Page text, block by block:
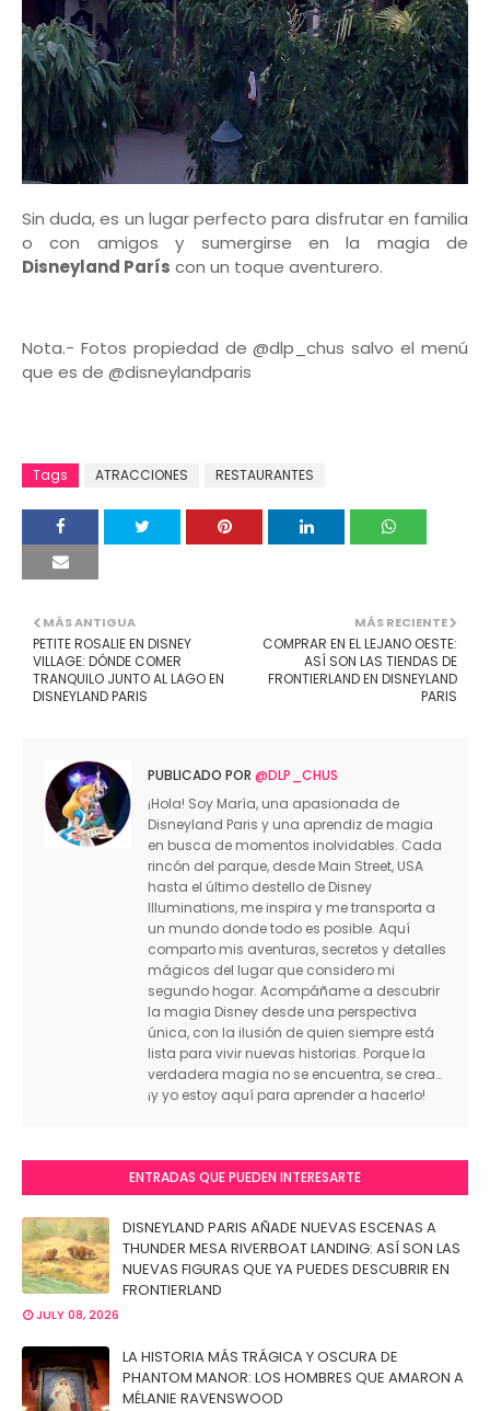
Sin duda, es un lugar perfecto para disfrutar en familia
o con amigos y sumergirse en la magia de
Disneyland París con un toque aventurero.
Nota.- Fotos propiedad de @dlp_chus salvo el menú
que es de @disneylandparis
Tags ATRACCIONES RESTAURANTES
MÁS RECIENTE
COMPRAR EN EL LEJANO OESTE:
ASÍ SON LAS TIENDAS DE
FRONTIERLAND EN DISNEYLAND
PARIS
MÁS ANTIGUA
PETITE ROSALIE EN DISNEY
VILLAGE: DÓNDE COMER
TRANQUILO JUNTO AL LAGO EN
DISNEYLAND PARIS
PUBLICADO POR @DLP_CHUS
¡Hola! Soy María, una apasionada de
Disneyland Paris y una aprendiz de magia
en busca de momentos inolvidables. Cada
rincón del parque, desde Main Street, USA
hasta el último destello de Disney
Illuminations, me inspira y me transporta a
un mundo donde todo es posible. Aquí
comparto mis aventuras, secretos y detalles
mágicos del lugar que considero mi
segundo hogar. Acompáñame a descubrir
la magia Disney desde una perspectiva
única, con la ilusión de quien siempre está
lista para vivir nuevas historias. Porque la
verdadera magia no se encuentra, se crea…
¡y yo estoy aquí para aprender a hacerlo!
ENTRADAS QUE PUEDEN INTERESARTE
DISNEYLAND PARIS AÑADE NUEVAS ESCENAS A
THUNDER MESA RIVERBOAT LANDING: ASÍ SON LAS
NUEVAS FIGURAS QUE YA PUEDES DESCUBRIR EN
FRONTIERLAND
JULY 08, 2026
LA HISTORIA MÁS TRÁGICA Y OSCURA DE
PHANTOM MANOR: LOS HOMBRES QUE AMARON A
MÉLANIE RAVENSWOOD